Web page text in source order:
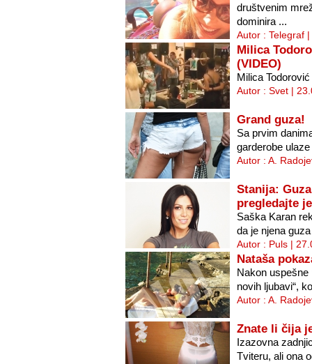
društvenim
dominira ...
Autor : Telegraf
Milica
(VIDEO)
Milica
Autor : Svet |
Grand guza!
Sa prvim
garderobe
Autor : A.
Stanija:
pregledajte
Saška Karan
da je njena
Autor : Puls |
Nataša
Nakon uspešne
novih ljubavi“,
Autor : A.
Znate li čija
Izazovna
Tviteru, ali ona